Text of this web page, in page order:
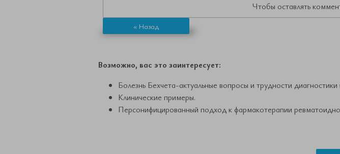
Чтобы оставлять
« Назад
Возможно, вас это заинтересует:
Болезнь Бехчета-актуальные вопросы и трудности диагностики
Клинические примеры.
Персонифицированный подход к фармакотерапии